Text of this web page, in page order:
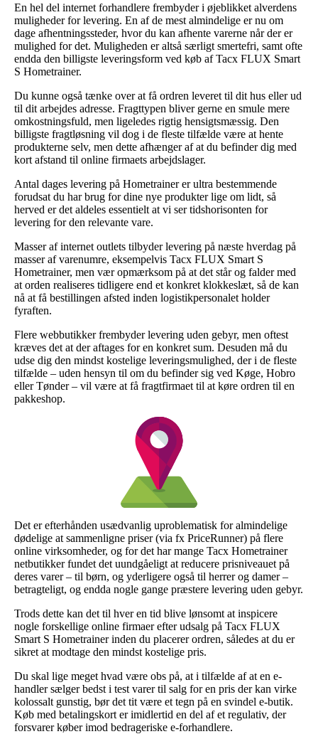
En hel del internet forhandlere frembyder i øjeblikket alverdens
muligheder for levering. En af de mest almindelige er nu om
dage afhentningssteder, hvor du kan afhente varerne når der er
mulighed for det. Muligheden er altså særligt smertefri, samt ofte
endda den billigste leveringsform ved køb af Tacx FLUX Smart
S Hometrainer.
Du kunne også tænke over at få ordren leveret til dit hus eller ud
til dit arbejdes adresse. Fragttypen bliver gerne en smule mere
omkostningsfuld, men ligeledes rigtig hensigtsmæssig. Den
billigste fragtløsning vil dog i de fleste tilfælde være at hente
produkterne selv, men dette afhænger af at du befinder dig med
kort afstand til online firmaets arbejdslager.
Antal dages levering på Hometrainer er ultra bestemmende
forudsat du har brug for dine nye produkter lige om lidt, så
herved er det aldeles essentielt at vi ser tidshorisonten for
levering for den relevante vare.
Masser af internet outlets tilbyder levering på næste hverdag på
masser af varenumre, eksempelvis Tacx FLUX Smart S
Hometrainer, men vær opmærksom på at det står og falder med
at orden realiseres tidligere end et konkret klokkeslæt, så de kan
nå at få bestillingen afsted inden logistikpersonalet holder
fyraften.
Flere webbutikker frembyder levering uden gebyr, men oftest
kræves det at der aftages for en konkret sum. Desuden må du
udse dig den mindst kostelige leveringsmulighed, der i de fleste
tilfælde – uden hensyn til om du befinder sig ved Køge, Hobro
eller Tønder – vil være at få fragtfirmaet til at køre ordren til en
pakkeshop.
Det er efterhånden usædvanlig uproblematisk for almindelige
dødelige at sammenligne priser (via fx PriceRunner) på flere
online virksomheder, og for det har mange Tacx Hometrainer
netbutikker fundet det uundgåeligt at reducere prisniveauet på
deres varer – til børn, og yderligere også til herrer og damer –
betragteligt, og endda nogle gange præstere levering uden gebyr.
Trods dette kan det til hver en tid blive lønsomt at inspicere
nogle forskellige online firmaer efter udsalg på Tacx FLUX
Smart S Hometrainer inden du placerer ordren, således at du er
sikret at modtage den mindst kostelige pris.
Du skal lige meget hvad være obs på, at i tilfælde af at en e-
handler sælger bedst i test varer til salg for en pris der kan virke
kolossalt gunstig, bør det tit være et tegn på en svindel e-butik.
Køb med betalingskort er imidlertid en del af et regulativ, der
forsvarer køber imod bedrageriske e-forhandlere.